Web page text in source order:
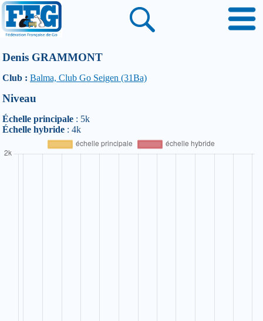
Denis GRAMMONT
Club : Balma, Club Go Seigen (31Ba)
Niveau
Échelle principale : 5k
Échelle hybride : 4k